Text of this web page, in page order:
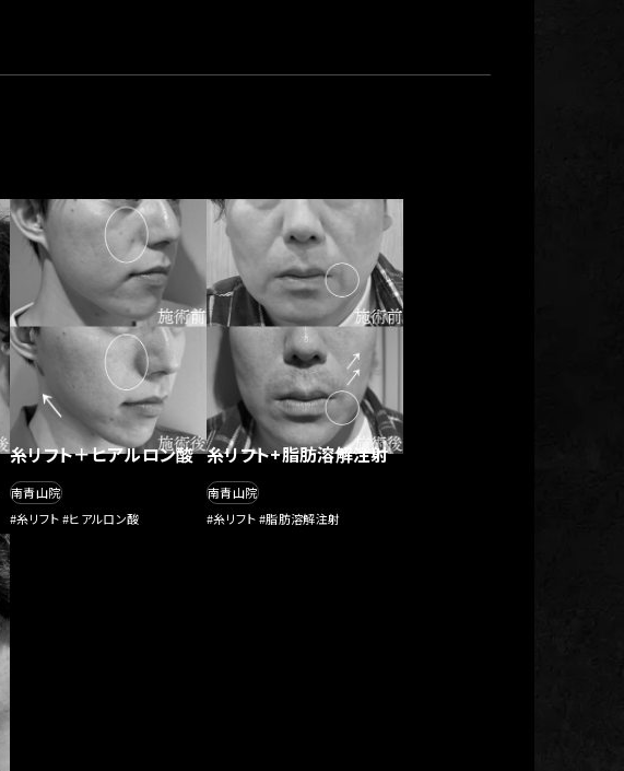
糸リフト＋ヒアルロン酸
南青山院
#糸リフト #ヒアルロン酸
糸リフト+脂肪溶解注射
南青山院
#糸リフト #脂肪溶解注射